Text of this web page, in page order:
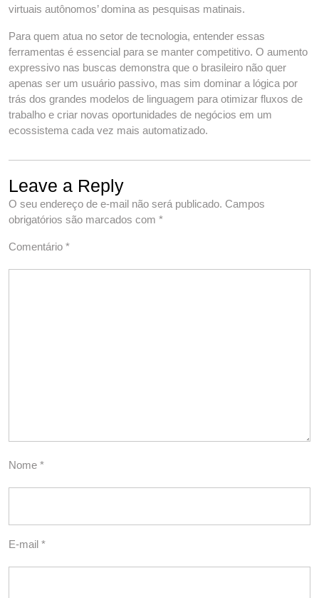
virtuais autônomos’ domina as pesquisas matinais.
Para quem atua no setor de tecnologia, entender essas
ferramentas é essencial para se manter competitivo. O aumento
expressivo nas buscas demonstra que o brasileiro não quer
apenas ser um usuário passivo, mas sim dominar a lógica por
trás dos grandes modelos de linguagem para otimizar fluxos de
trabalho e criar novas oportunidades de negócios em um
ecossistema cada vez mais automatizado.
Leave a Reply
O seu endereço de e-mail não será publicado. Campos
obrigatórios são marcados com *
Comentário *
Nome *
E-mail *